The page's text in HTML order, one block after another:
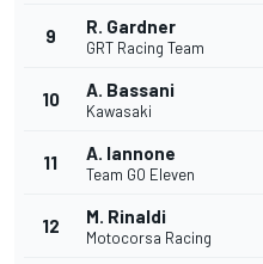
9 R. Gardner
GRT Racing Team
10 A. Bassani
Kawasaki
11 A. Iannone
Team GO Eleven
12 M. Rinaldi
Motocorsa Racing